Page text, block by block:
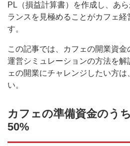
PL（損益計算書）を作成し、あ
ランスを見極めることがカフェ
す。
この記事では、カフェの開業資
運営シミュレーションの方法を解
ェの開業にチャレンジしたい方は
い。
カフェの準備資金のう
50%